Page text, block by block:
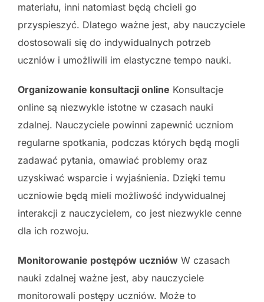
materiału, inni natomiast będą chcieli go
przyspieszyć. Dlatego ważne jest, aby nauczyciele
dostosowali się do indywidualnych potrzeb
uczniów i umożliwili im elastyczne tempo nauki.
Organizowanie konsultacji online Konsultacje
online są niezwykle istotne w czasach nauki
zdalnej. Nauczyciele powinni zapewnić uczniom
regularne spotkania, podczas których będą mogli
zadawać pytania, omawiać problemy oraz
uzyskiwać wsparcie i wyjaśnienia. Dzięki temu
uczniowie będą mieli możliwość indywidualnej
interakcji z nauczycielem, co jest niezwykle cenne
dla ich rozwoju.
Monitorowanie postępów uczniów W czasach
nauki zdalnej ważne jest, aby nauczyciele
monitorowali postępy uczniów. Może to